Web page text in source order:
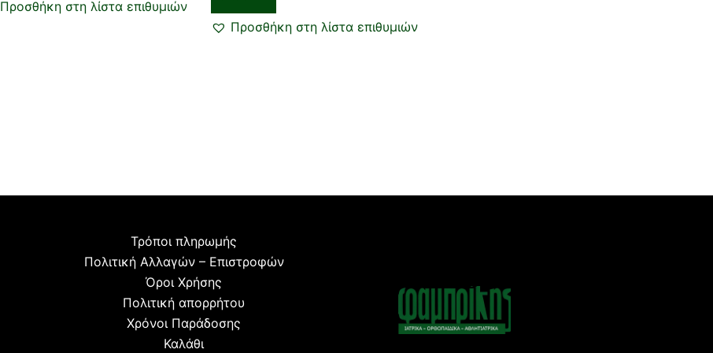
Προσθήκη στη λίστα επιθυμιών
Προσθήκη στη λίστα επιθυμιών
Τρόποι πληρωμής
Πολιτική Αλλαγών – Επιστροφών
Όροι Χρήσης
Πολιτική απορρήτου
Χρόνοι Παράδοσης
Καλάθι